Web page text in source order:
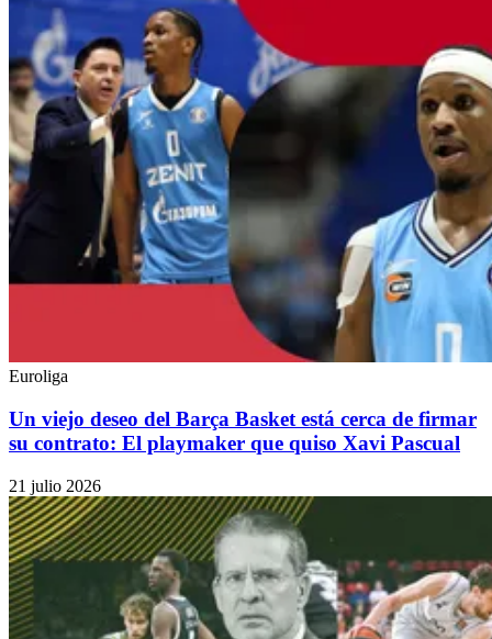
Euroliga
Un viejo deseo del Barça Basket está cerca de firmar
su contrato: El playmaker que quiso Xavi Pascual
21 julio 2026